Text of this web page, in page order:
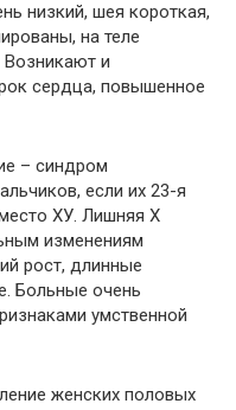
низкий, шея короткая,
на теле
и
сердца, повышенное
– синдром
если их 23-я
ХУ. Лишняя Х
изменениям
рост, длинные
Больные очень
умственной
женских половых